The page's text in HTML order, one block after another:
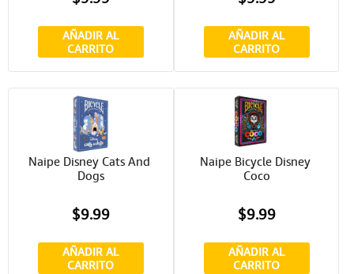
AÑADIR AL
CARRITO
AÑADIR AL
CARRITO
Naipe Disney Cats And
Dogs
$9.99
AÑADIR AL
CARRITO
Naipe Bicycle Disney
Coco
$9.99
AÑADIR AL
CARRITO